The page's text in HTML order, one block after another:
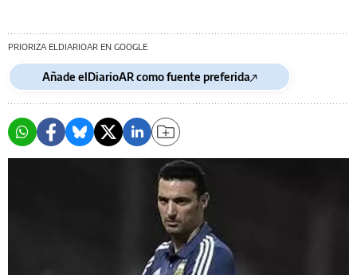
PRIORIZA ELDIARIOAR EN GOOGLE
Añade elDiarioAR como fuente preferida